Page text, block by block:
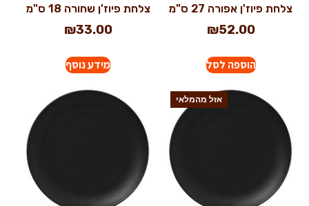
צלחת פיוז'ן אפורה 27 ס"מ
₪52.00
הוספה לסל
צלחת פיוז'ן שחורה 18 ס"מ
₪33.00
מידע נוסף
אזל מהמלאי